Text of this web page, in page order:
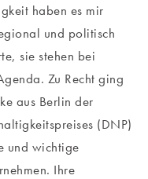
haben es mir
und politisch
sie stehen bei
Zu Recht ging
aus Berlin der
(DNP)
und wichtige
Ihre